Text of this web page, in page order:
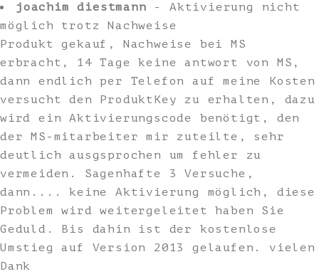
joachim diestmann - Aktivierung nicht
möglich trotz Nachweise
Produkt gekauf, Nachweise bei MS
erbracht, 14 Tage keine antwort von MS,
dann endlich per Telefon auf meine Kosten
versucht den ProduktKey zu erhalten, dazu
wird ein Aktivierungscode benötigt, den
der MS-mitarbeiter mir zuteilte, sehr
deutlich ausgsprochen um fehler zu
vermeiden. Sagenhafte 3 Versuche,
dann.... keine Aktivierung möglich, diese
Problem wird weitergeleitet haben Sie
Geduld. Bis dahin ist der kostenlose
Umstieg auf Version 2013 gelaufen. vielen
Dank